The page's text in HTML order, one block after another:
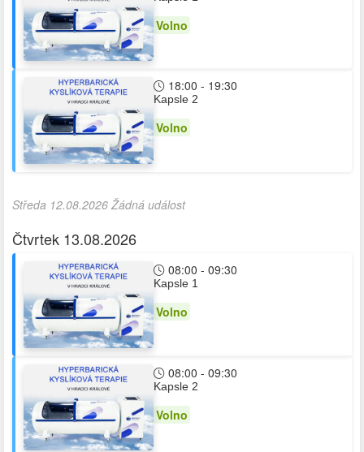
Volno
18:00 - 19:30
Kapsle 2
Volno
Středa 12.08.2026 Žádná událost
Čtvrtek 13.08.2026
08:00 - 09:30
Kapsle 1
Volno
08:00 - 09:30
Kapsle 2
Volno